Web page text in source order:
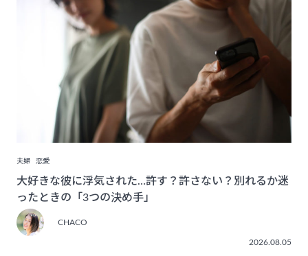
夫婦 恋愛
大好きな彼に浮気された…許す？許さない？別れるか迷
ったときの「3つの決め手」
CHACO
2026.08.05